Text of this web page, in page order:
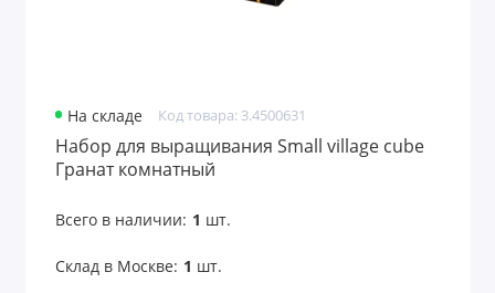
Сеты образцов
Скворечники
Складные ножи
Скребки
На складе Код товара: 3.4500631
Набор для выращивания Small village cube
Гранат комнатный
Всего в наличии: 1 шт.
Склад в Москве: 1 шт.